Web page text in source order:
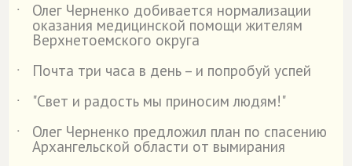
˙
Олег Черненко добивается нормализации
оказания медицинской помощи жителям
Верхнетоемского округа
˙
Почта три часа в день – и попробуй успей
˙
"Свет и радость мы приносим людям!"
˙
Олег Черненко предложил план по спасению
Архангельской области от вымирания